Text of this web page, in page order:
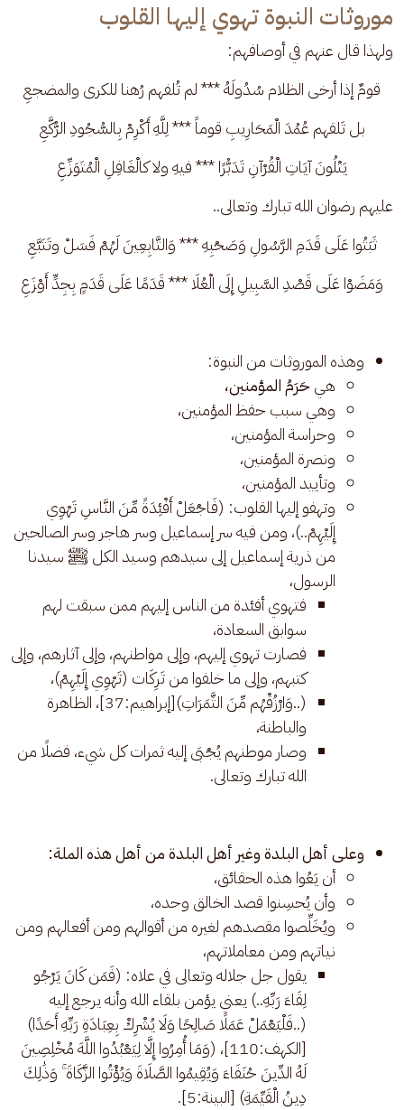
موروثات النبوة تهوي إليها القلوب
ولهذا قال عنهم في أوصافهم:
قومٌ إذا أرخى الظلام سُدُولَهُ *** لم تُلفهم رُهنا للكرى والمضجعِ
بل تَلقهم عُمُدَ الْمَحَارِيبِ قوماً *** لِلَّهِ أَكْرِمْ بِالسُّجُودِ الرُّكَّعِ
يَتْلُونَ آيَاتِ الْقُرْآنِ تَدَبُّرًا *** فيهِ ولا كالْغَافِلِ الْمُتَوَزِّعِ
عليهم رضوان الله تبارك وتعالى..
ثَبَتُوا عَلَى قَدَمِ الرَّسُولِ وَصَحْبِهِ *** وَالتَّابِعِينَ لَهُمْ فَسَلْ وتَتَبَّعِ
وَمَضَوْا عَلَى قَصْدِ السَّبِيلِ إِلَى الْعُلَا *** قَدَمًا عَلَى قَدَمٍ بِجِدٍّ أَوْزَعِ
وهذه الموروثات من النبوة:
هيحَرَمُ المؤمنين،
وهي سبب حفظ المؤمنين،
وحراسة المؤمنين،
ونصرة المؤمنين،
وتأييد المؤمنين،
وتهفو إليها القلوب: (فَاجْعَلْ أَفْئِدَةً مِّنَ النَّاسِ تَهْوِي
إِلَيْهِمْ..)، ومن فيه سر إسماعيل وسر هاجر وسر الصالحين
من ذرية إسماعيل إلى سيدهم وسيد الكل ﷺ سيدنا
الرسول،
فتهوي أفئدة من الناس إليهم ممن سبقت لهم
سوابق السعادة،
فصارت تهوي إليهم، وإلى مواطنهم، وإلى آثارهم، وإلى
كتبهم، وإلى ما خلفوا من تَرِكَات (تَهْوِي إِلَيْهِمْ)،
(..وَارْزُقْهُم مِّنَ الثَّمَرَاتِ)[إبراهيم:37]، الظاهرة
والباطنة،
وصار موطنهم يُجْبَى إليه ثمرات كل شيء، فضلًا من
الله تبارك وتعالى.
وعلى أهل البلدة وغير أهل البلدة من أهل هذه الملة:
أن يَعُوا هذه الحقائق،
وأن يُحسِنوا قصد الخالق وحده،
ويُخَلِّصوا مقصدهم لغيره من أقوالهم ومن أفعالهم ومن
نياتهم ومن معاملاتهم،
يقول جل جلاله وتعالى في علاه: (فَمَن كَانَ يَرْجُو
لِقَاءَ رَبِّهِ..) يعني يؤمن بلقاء الله وأنه يرجع إليه
(..فَلْيَعْمَلْ عَمَلًا صَالِحًا وَلَا يُشْرِكْ بِعِبَادَةِ رَبِّهِ أَحَدًا)
[الكهف:110]، (وَمَا أُمِرُوا إِلَّا لِيَعْبُدُوا اللَّهَ مُخْلِصِينَ
لَهُ الدِّينَ حُنَفَاءَ وَيُقِيمُوا الصَّلَاةَ وَيُؤْتُوا الزَّكَاةَ ۚ وَذَٰلِكَ
دِينُ الْقَيِّمَةِ) [البينة:5].